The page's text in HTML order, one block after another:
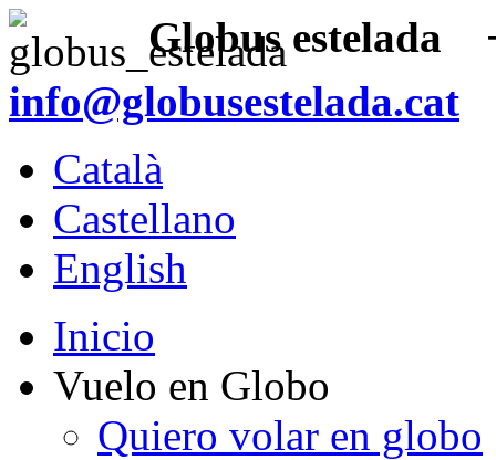
Globus estelada
info@globusestelada.cat
Català
Castellano
English
Inicio
Vuelo en Globo
Quiero volar en globo